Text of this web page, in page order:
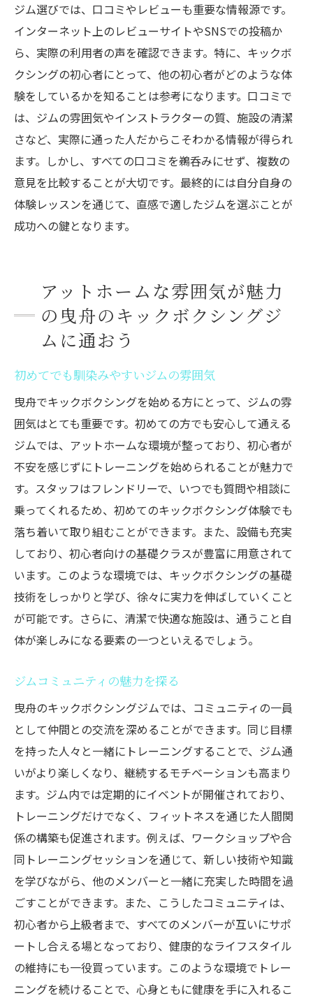
ジム選びでは、口コミやレビューも重要な情報源です。
インターネット上のレビューサイトやSNSでの投稿か
ら、実際の利用者の声を確認できます。特に、キックボ
クシングの初心者にとって、他の初心者がどのような体
験をしているかを知ることは参考になります。口コミで
は、ジムの雰囲気やインストラクターの質、施設の清潔
さなど、実際に通った人だからこそわかる情報が得られ
ます。しかし、すべての口コミを鵜呑みにせず、複数の
意見を比較することが大切です。最終的には自分自身の
体験レッスンを通じて、直感で適したジムを選ぶことが
成功への鍵となります。
アットホームな雰囲気が魅力
の曳舟のキックボクシングジ
ムに通おう
初めてでも馴染みやすいジムの雰囲気
曳舟でキックボクシングを始める方にとって、ジムの雰
囲気はとても重要です。初めての方でも安心して通える
ジムでは、アットホームな環境が整っており、初心者が
不安を感じずにトレーニングを始められることが魅力で
す。スタッフはフレンドリーで、いつでも質問や相談に
乗ってくれるため、初めてのキックボクシング体験でも
落ち着いて取り組むことができます。また、設備も充実
しており、初心者向けの基礎クラスが豊富に用意されて
います。このような環境では、キックボクシングの基礎
技術をしっかりと学び、徐々に実力を伸ばしていくこと
が可能です。さらに、清潔で快適な施設は、通うこと自
体が楽しみになる要素の一つといえるでしょう。
ジムコミュニティの魅力を探る
曳舟のキックボクシングジムでは、コミュニティの一員
として仲間との交流を深めることができます。同じ目標
を持った人々と一緒にトレーニングすることで、ジム通
いがより楽しくなり、継続するモチベーションも高まり
ます。ジム内では定期的にイベントが開催されており、
トレーニングだけでなく、フィットネスを通じた人間関
係の構築も促進されます。例えば、ワークショップや合
同トレーニングセッションを通じて、新しい技術や知識
を学びながら、他のメンバーと一緒に充実した時間を過
ごすことができます。また、こうしたコミュニティは、
初心者から上級者まで、すべてのメンバーが互いにサポ
ートし合える場となっており、健康的なライフスタイル
の維持にも一役買っています。このような環境でトレー
ニングを続けることで、心身ともに健康を手に入れるこ